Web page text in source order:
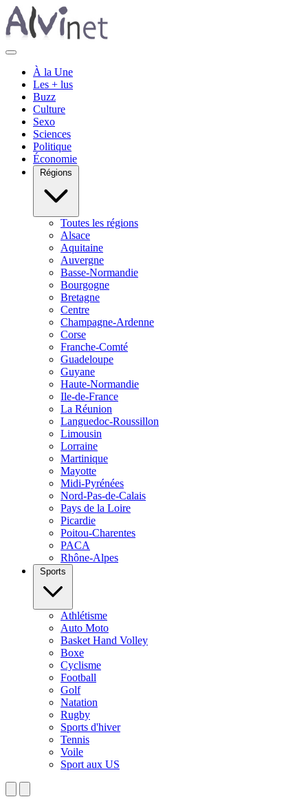
À la Une
Les + lus
Buzz
Culture
Sexo
Sciences
Politique
Économie
Régions
Toutes les régions
Alsace
Aquitaine
Auvergne
Basse-Normandie
Bourgogne
Bretagne
Centre
Champagne-Ardenne
Corse
Franche-Comté
Guadeloupe
Guyane
Haute-Normandie
Ile-de-France
La Réunion
Languedoc-Roussillon
Limousin
Lorraine
Martinique
Mayotte
Midi-Pyrénées
Nord-Pas-de-Calais
Pays de la Loire
Picardie
Poitou-Charentes
PACA
Rhône-Alpes
Sports
Athlétisme
Auto Moto
Basket Hand Volley
Boxe
Cyclisme
Football
Golf
Natation
Rugby
Sports d'hiver
Tennis
Voile
Sport aux US